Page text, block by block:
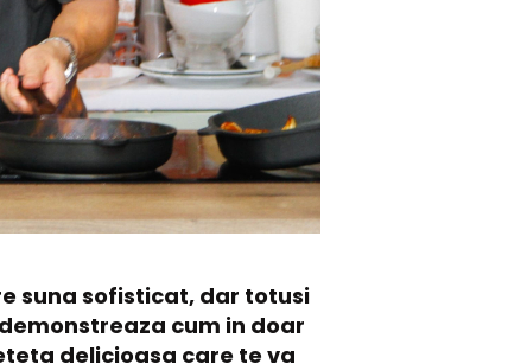
suna sofisticat, dar totusi
cum in doar
delicioasa care te va